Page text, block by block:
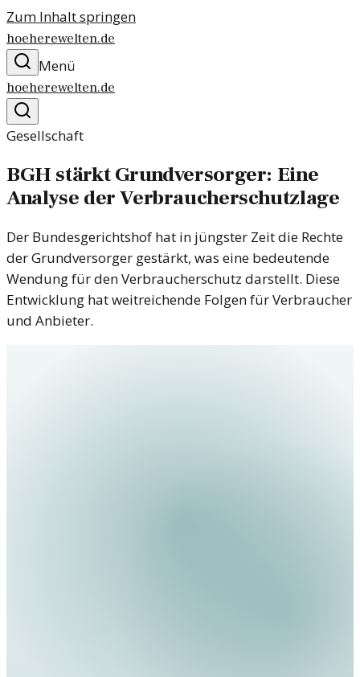
Zum Inhalt springen
hoeherewelten.de
Menü
hoeherewelten.de
Gesellschaft
BGH stärkt Grundversorger: Eine
Analyse der Verbraucherschutzlage
Der Bundesgerichtshof hat in jüngster Zeit die Rechte
der Grundversorger gestärkt, was eine bedeutende
Wendung für den Verbraucherschutz darstellt. Diese
Entwicklung hat weitreichende Folgen für Verbraucher
und Anbieter.